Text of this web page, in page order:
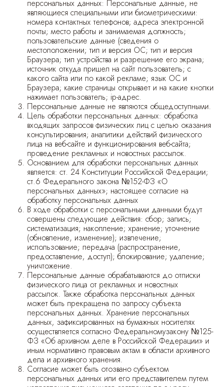
персональных данных: Персональные данные, не
являющиеся специальными или биометрическими:
номера контактных телефонов; адреса электронной
почты; место работы и занимаемая должность;
пользовательские данные (сведения о
местоположении; тип и версия ОС; тип и версия
Браузера; тип устройства и разрешение его экрана;
источник откуда пришел на сайт пользователь; с
какого сайта или по какой рекламе; язык ОС и
Браузера; какие страницы открывает и на какие кнопки
нажимает пользователь; ip-адрес.
Персональные данные не являются общедоступными.
Цель обработки персональных данных: обработка
входящих запросов физических лиц с целью оказания
консультирования; аналитики действий физического
лица на веб-сайте и функционирования веб-сайта;
проведение рекламных и новостных рассылок.
Основанием для обработки персональных данных
является: ст. 24 Конституции Российской Федерации;
ст.6 Федерального закона №152-ФЗ «О
персональных данных»; настоящее согласие на
обработку персональных данных
В ходе обработки с персональными данными будут
совершены следующие действия: сбор; запись;
систематизация; накопление; хранение; уточнение
(обновление, изменение); извлечение;
использование; передача (распространение,
предоставление, доступ); блокирование; удаление;
уничтожение.
Персональные данные обрабатываются до отписки
физического лица от рекламных и новостных
рассылок. Также обработка персональных данных
может быть прекращена по запросу субъекта
персональных данных. Хранение персональных
данных, зафиксированных на бумажных носителях
осуществляется согласно Федеральномузакону №125-
ФЗ «Об архивном деле в Российской Федерации» и
иным нормативно правовым актам в области архивного
дела и архивного хранения.
Согласие может быть отозвано субъектом
персональных данных или его представителем путем
Кофты, свитера, трикотажные футболки
Поло
Майки
Джинсы
Celine
The Row
Ermanno Scervino
Футболки
Vetements
Celine
Chloe
Valentino
Acne Studios
Magda Butrym
Max Mara
Gucci
Saint Laurent
Prada
Loro Piana
Футболки-свитшоты оверсайз
Рубашки и блузки
Топы, боди женские
Жилеты
Платья,сарафаны
Balenciaga
Realisation
Valentino
Laurent
Christian Dior
Louis Vuitton
Miu Miu
Magda Butrym
Self-portrait
Alessandra Rich
Antonino Valenti
Lemaire
Jacquemus
Missoni
Alejandra Alonso Rojas
Юбки
Miu Miu
Celine
Valentino
Брюки классические
Штаны и кюлоты
Шорты
Лосины, леггинсы, велосипедки
Louis Vuitton
Celine
Stussy
Christian Dior
Loewe
Gucci
Chanel
Джинсовые куртки
Кожаные и замшевые куртки
Chanel
Bottega Veneta
Miu Miu
Acne Studios
Горнолыжные костюмы
Накидки,манишки
The Row
Celine
Khaite
Yves Saint Laurent
The Row
Valentino
Alevi
Balenciaga
Шлепанцы,шипры
Мюли
Балетки
Слипоны
Эспадрильи
Кеды
Кроссовки
Miu Miu
Travis Scott
Мокасины
Bottega Veneta
Loewe
Burberry
Balenciaga
Gucci
Prada
Кошельки и аксессуары для сумок
Чемоданы
Чехлы для техники
Брелоки
Чехол для ключей
Зонты
Твилли
Dolce&Gabbana
Acne Studios
Loewe
Кардиганы
Водолазки
Джемперы и свитера
Пиджаки
Классические костюмы
Льняные костюмы
Джинсы
Брюки
Шорты
Спортивные штаны
Нижнее белье
Костюмы
Мужские демисезонные куртки Balenciaga
Brunello Cucinelli
Бобмеры
Горнолыжные костюмы
Кожаные-замшевые куртки
Плащи
Balenciaga
Louis Vuitton
Loro Piana
Travis Scott
Kiton
Hermes
Louis Vuitton
Brunello Cucinelli
Valentino
Gucci
Out of Office
Мужские кеды Santoni
Мужские кеды Tom Ford
Эспадрильи
Мужские брендовые слиперы
Сапоги
Мюли
Косметички
Галстуки
Зонты
Носки
Чехлы для техники
Брелоки
Чехол дл ключей
Куртки со вставкой кожи крокодила
Футболки
Плащи
Пальто
Пуховики,куртки
Обувь
Куртки,пуховики
Плащи,парки
Пальто
Столовые приборы
Менажницы
Графины,декантеры